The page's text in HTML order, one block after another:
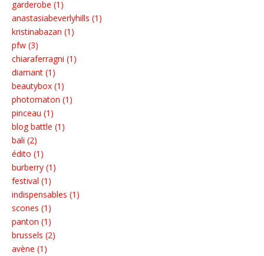
garderobe (1)
anastasiabeverlyhills (1)
kristinabazan (1)
pfw (3)
chiaraferragni (1)
diamant (1)
beautybox (1)
photomaton (1)
pinceau (1)
blog battle (1)
bali (2)
édito (1)
burberry (1)
festival (1)
indispensables (1)
scones (1)
panton (1)
brussels (2)
avène (1)